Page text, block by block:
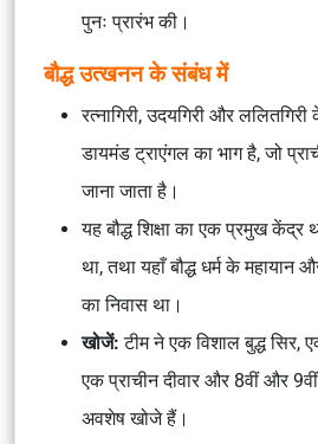
पुनः प्रारंभ की।
बौद्ध उत्खनन के संबंध में
रत्नागिरी, उदयगिरी और
डायमंड ट्राएंगल का भाग है, जो
जाना जाता है।
यह बौद्ध शिक्षा का एक प्रमुख केंद्र
था, तथा यहाँ बौद्ध धर्म के महायान
का निवास था।
खोजें:टीम ने एक विशाल बुद्ध सिर,
एक प्राचीन दीवार और 8वीं और 9वीं
अवशेष खोजे हैं।